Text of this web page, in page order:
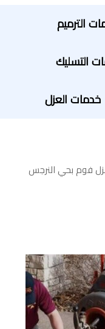
الترميم
التسليك
خدمات العزل
فوم بحي النرجس